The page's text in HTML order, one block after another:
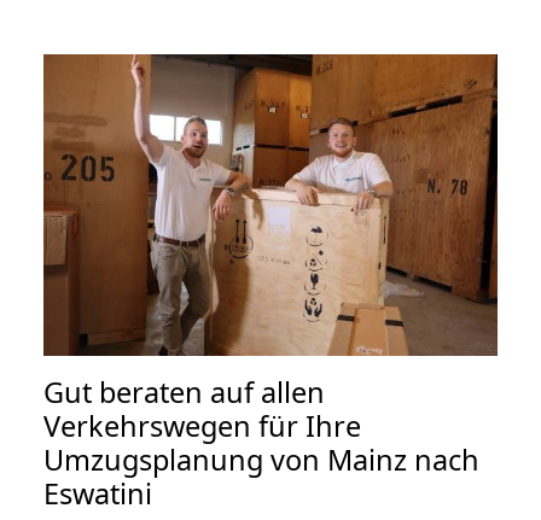
Gut beraten auf allen
Verkehrswegen für Ihre
Umzugsplanung von Mainz nach
Eswatini